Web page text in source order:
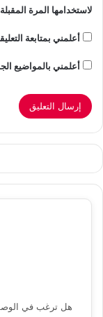
لاستخدامها المرة
أعلمني بمتابعة
أعلمني بالمواضيع
هل ترغب في الوصول